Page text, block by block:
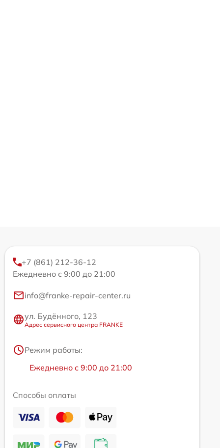
+7 (861) 212-36-12
Ежедневно с 9:00 до 21:00
info@franke-repair-center.ru
ул. Будённого, 123
Адрес сервисного центра FRANKE
Режим работы:
Ежедневно с 9:00 до 21:00
Способы оплаты